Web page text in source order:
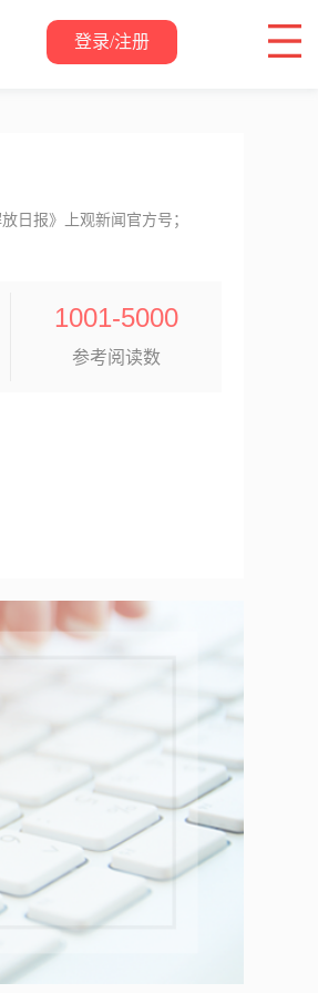
登录/注册
日报》上观新闻官方号；
1001-5000
参考阅读数